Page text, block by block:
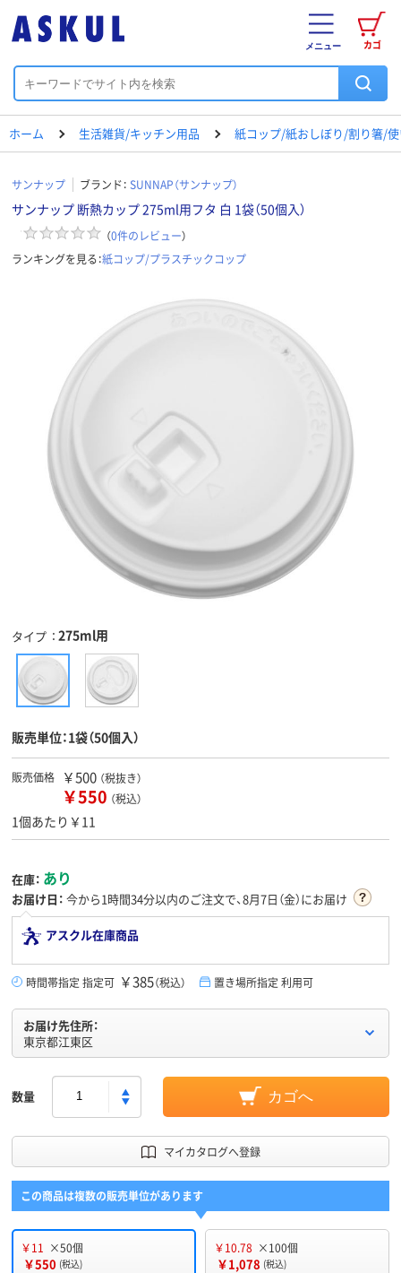
カゴ
メニュー
ホーム 生活雑貨/キッチン用品 紙コップ/紙おしぼり/割り箸/
サンナップ ブランド： SUNNAP（サンナップ）
サンナップ 断熱カップ 275ml用フタ 白 1袋（50個入）
（0件のレビュー）
ランキングを見る：紙コップ/プラスチックコップ
タイプ 275ml用
販売単位：1袋（50個入）
販売価格 ￥500 （税抜き）
￥550 （税込）
1個あたり￥11
在庫： あり
お届け日： 今から1時間34分以内のご注文で、8月7日（金）にお届け
アスクル在庫商品
時間帯指定 指定可 ￥385（税込） 置き場所指定 利用可
お届け先住所：
東京都江東区
数量 カゴへ
マイカタログへ登録
この商品は複数の販売単位があります
￥11 ×50個
￥550 (税込)
￥10.78 ×100個
￥1,078 (税込)